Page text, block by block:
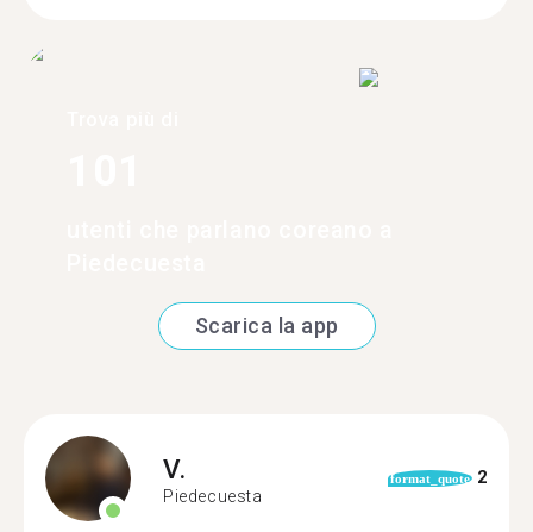
Scarica la app
V.
Piedecuesta
format_quote 2